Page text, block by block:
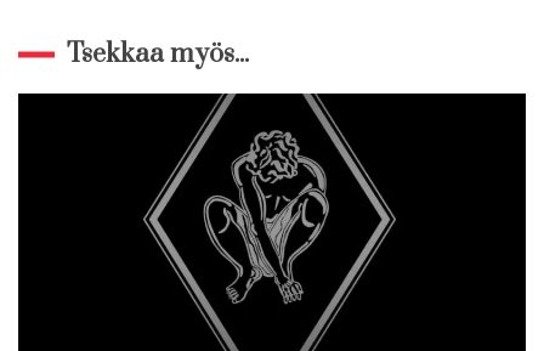
Tsekkaa myös...